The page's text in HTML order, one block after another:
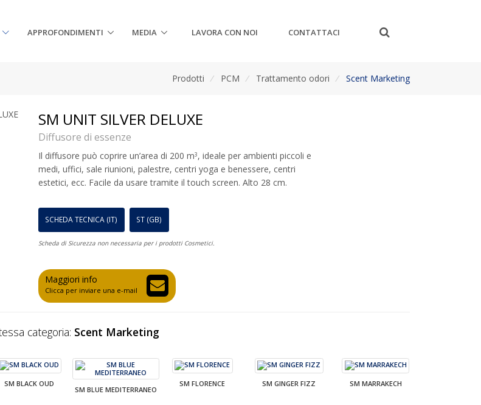
APPROFONDIMENTI MEDIA LAVORA CON NOI CONTATTACI
Prodotti / PCM / Trattamento odori / Scent Marketing
SM UNIT SILVER DELUXE
Diffusore di essenze
Il diffusore può coprire un’area di 200 m3, ideale per ambienti piccoli e
medi, uffici, sale riunioni, palestre, centri yoga e benessere, centri
estetici, ecc. Facile da usare tramite il touch screen. Alto 28 cm.
SCHEDA TECNICA (IT) ST (GB)
Scheda di Sicurezza non necessaria per i prodotti Cosmetici.
Maggiori info
Clicca per inviare una e-mail
categoria: Scent Marketing
SM BLACK OUD
SM BLUE MEDITERRANEO
SM FLORENCE SM GINGER FIZZ SM MARRAKECH